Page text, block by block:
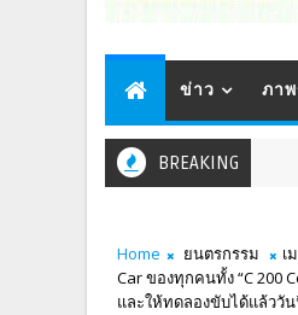
ข่าว ภา
BREAKING
Home ยนตรกรรม
เ
Car ของทุกคนทั้ง “C 200
และให้ทดลองขับได้แล้ววั